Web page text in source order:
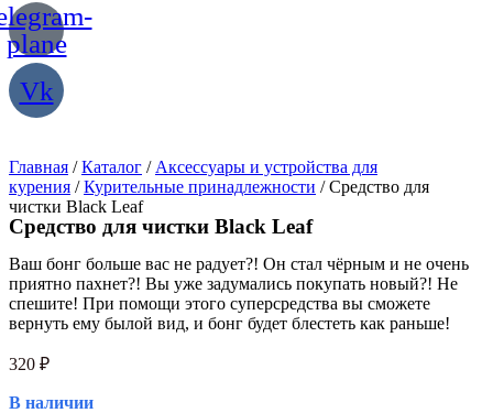
plane
Vk
Главная /Каталог / Аксессуары и устройства для
курения /Курительные принадлежности / Средство для
чистки Black Leaf
Средство для чистки Black Leaf
Ваш бонг больше вас не радует?! Он стал чёрным и не очень
приятно пахнет?! Вы уже задумались покупать новый?! Не
спешите! При помощи этого суперсредства вы сможете
вернуть ему былой вид, и бонг будет блестеть как раньше!
320 ₽
В наличии